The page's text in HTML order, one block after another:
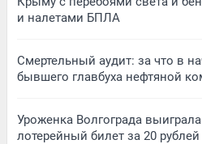
и налетами БПЛА
Смертельный аудит: за что в
бывшего главбуха нефтяной
Уроженка Волгограда
лотерейный билет за 20 рублей